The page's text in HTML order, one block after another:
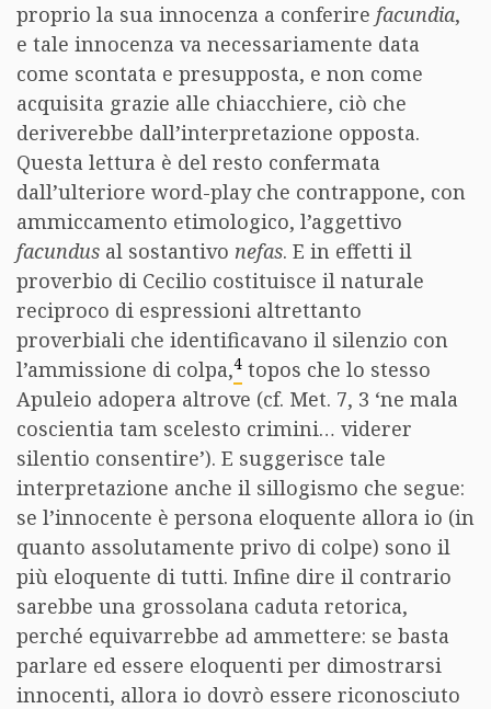
proprio la sua innocenza a conferire facundia,
e tale innocenza va necessariamente data
come scontata e presupposta, e non come
acquisita grazie alle chiacchiere, ciò che
deriverebbe dall’interpretazione opposta.
Questa lettura è del resto confermata
dall’ulteriore word-play che contrappone, con
ammiccamento etimologico, l’aggettivo
facundus al sostantivo nefas. E in effetti il
proverbio di Cecilio costituisce il naturale
reciproco di espressioni altrettanto
proverbiali che identificavano il silenzio con
l’ammissione di colpa,4 topos che lo stesso
Apuleio adopera altrove (cf. Met. 7, 3 ‘ne mala
coscientia tam scelesto crimini… viderer
silentio consentire’). E suggerisce tale
interpretazione anche il sillogismo che segue:
se l’innocente è persona eloquente allora io (in
quanto assolutamente privo di colpe) sono il
più eloquente di tutti. Infine dire il contrario
sarebbe una grossolana caduta retorica,
perché equivarrebbe ad ammettere: se basta
parlare ed essere eloquenti per dimostrarsi
innocenti, allora io dovrò essere riconosciuto